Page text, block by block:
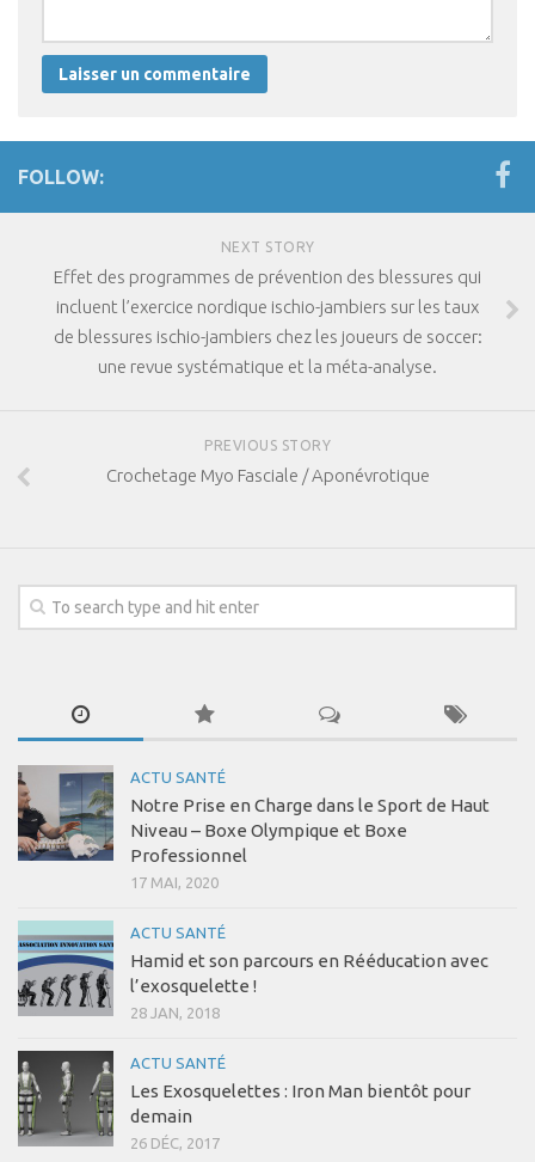
FOLLOW:
NEXT STORY
Effet des programmes de prévention des blessures qui
incluent l’exercice nordique ischio-jambiers sur les taux
de blessures ischio-jambiers chez les joueurs de soccer:
une revue systématique et la méta-analyse.
PREVIOUS STORY
Crochetage Myo Fasciale / Aponévrotique
ACTU SANTÉ
Notre Prise en Charge dans le Sport de Haut
Niveau – Boxe Olympique et Boxe
Professionnel
17 MAI, 2020
ACTU SANTÉ
Hamid et son parcours en Rééducation avec
l’exosquelette !
28 JAN, 2018
ACTU SANTÉ
Les Exosquelettes : Iron Man bientôt pour
demain
26 DÉC, 2017